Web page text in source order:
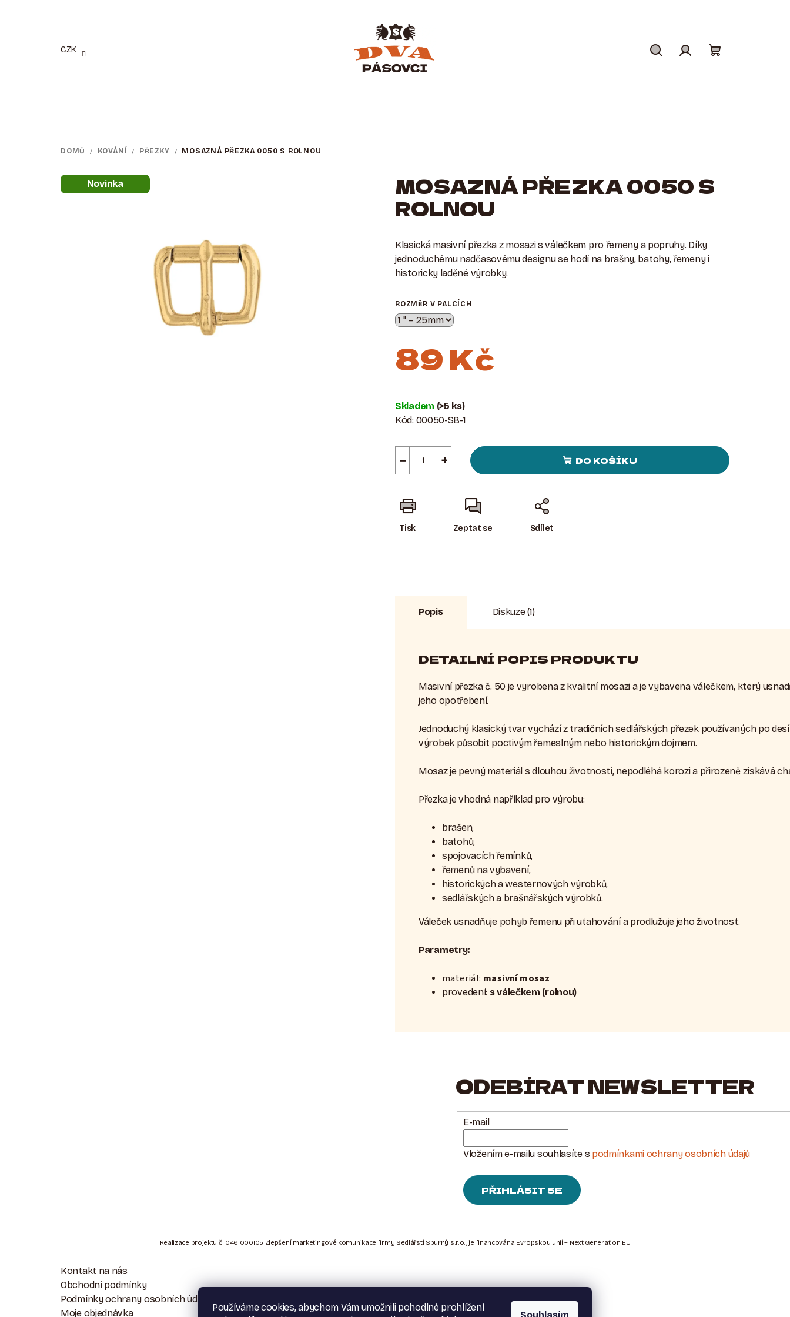
Používáme cookies, abychom Vám umožnili pohodlné prohlížení
CZK
DOMŮ / KOVÁNÍ / PŘEZKY / MOSAZNÁ PŘEZKA 0050 S ROLNOU
MOSAZNÁ PŘEZKA 0050 S
ROLNOU
Klasická masivní přezka z mosazi s válečkem pro řemeny a popruhy. Díky
jednoduchému nadčasovému designu se hodí na brašny, batohy, řemeny i
historicky laděné výrobky.
ROZMĚR V PALCÍCH
89 Kč
cena:
Skladem (>5 ks)
Kód: 00050-SB-1
+
− DO KOŠÍKU
Tisk Zeptat se Sdílet
Novinka
Popis Diskuze (1)
DETAILNÍ POPIS PRODUKTU
Masivní přezka č. 50 je vyrobena z kvalitní mosazi a je vybavena válečkem, který
jeho opotřebení.
Jednoduchý klasický tvar vychází z tradičních sedlářských přezek používaných po
výrobek působit poctivým řemeslným nebo historickým dojmem.
Mosaz je pevný materiál s dlouhou životností, nepodléhá korozi a přirozeně získává
Přezka je vhodná například pro výrobu:
brašen,
batohů,
spojovacích řemínků,
řemenů na vybavení,
historických a westernových výrobků,
sedlářských a brašnářských výrobků.
Váleček usnadňuje pohyb řemenu při utahování a prodlužuje jeho životnost.
Parametry:
materiál: masivní mosaz
provedení: s válečkem (rolnou)
ODEBÍRAT NEWSLETTER
E-mail
Vložením e-mailu souhlasíte s podmínkami ochrany osobních údajů
PŘIHLÁSIT SE
Realizace projektu č. 0461000105 Zlepšení marketingové komunikace firmy Sedlářstí Spurný s.r.o., je financována Evropskou unií – Next Generation EU
Kontakt na nás
Obchodní podmínky
Podmínky ochrany osobních údajů
Moje objednávka